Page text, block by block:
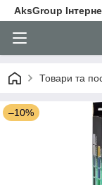
AksGroup
Товари та
–10%